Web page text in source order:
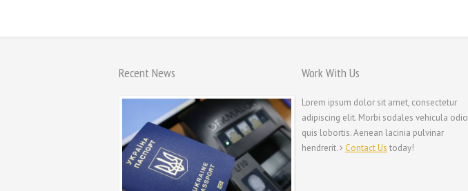
Recent News Work With Us
Lorem ipsum dolor sit amet, consectetur
adipiscing elit. Morbi sodales vehicula odio
quis lobortis. Aenean lacinia pulvinar
hendrerit.
Contact Us today!